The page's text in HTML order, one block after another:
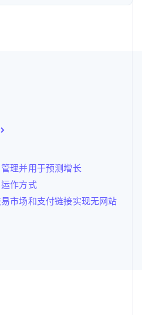
理并用于预测增长
作方式
市场和支付链接实现无网站